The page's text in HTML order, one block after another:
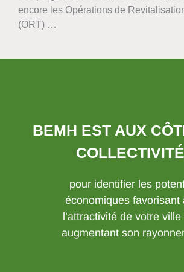
encore les Opérations de
(ORT) …
BEMH EST AUX
pour identifier les
économiques favorisant
l’attractivité de votre ville
augmentant son